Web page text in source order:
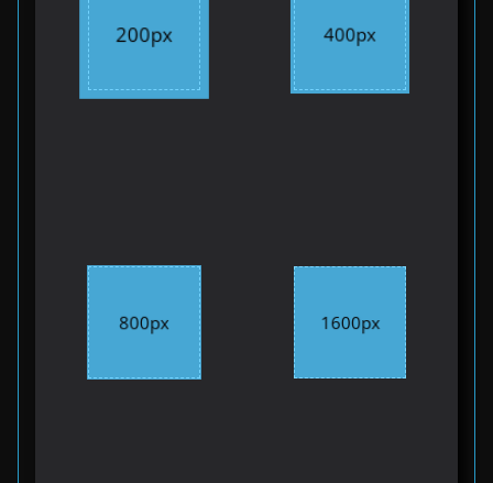
200px 400px
800px 1600px